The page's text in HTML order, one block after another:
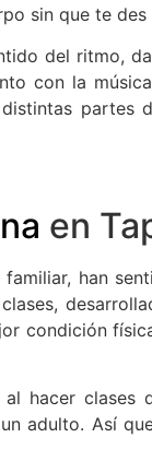
sin que te des
del ritmo,
con la
partes
en
han
condición
hacer clases
adulto. Así